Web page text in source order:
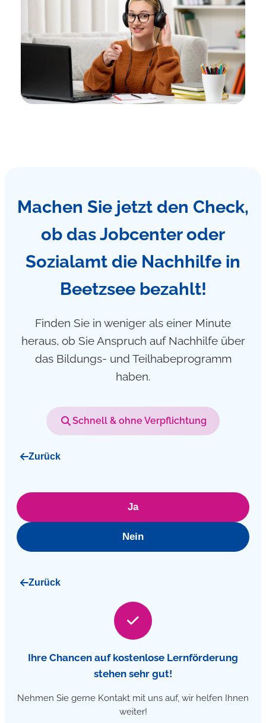
Machen Sie jetzt den Check,
ob das Jobcenter oder
Sozialamt die Nachhilfe in
Beetzsee bezahlt!
Finden Sie in weniger als einer Minute
heraus, ob Sie Anspruch auf Nachhilfe über
das Bildungs- und Teilhabeprogramm
haben.
Schnell & ohne Verpflichtung
Zurück
Ja
Nein
Zurück
Ihre Chancen auf kostenlose Lernförderung
stehen sehr gut!
Nehmen Sie gerne Kontakt mit uns auf, wir helfen Ihnen
weiter!